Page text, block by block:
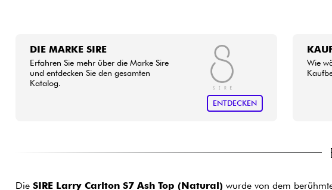
DIE MARKE SIRE
Erfahren Sie mehr über die Marke Sire
und entdecken Sie den gesamten
Katalog.
ENTDECKEN
Wie
Die SIRE Larry Carlton S7 Ash Top (Natural) wurde von dem